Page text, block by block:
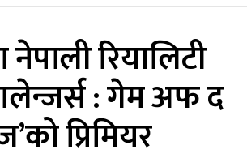
नेपाली रियालिटी
: गेम अफ द
प्रिमियर